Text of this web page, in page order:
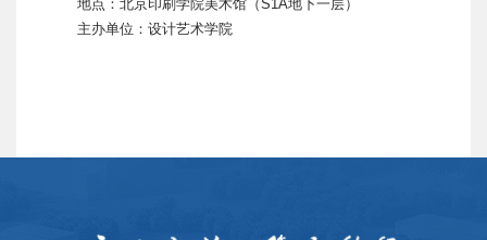
地点：北京印刷学院美术馆（S1A地下一层）
主办单位：设计艺术学院